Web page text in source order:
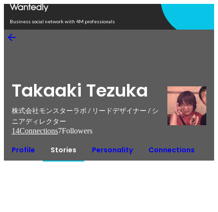
Business social network with 4M professionals
Takaaki Tezuka
株式会社モンスターラボ / リードデザイナー / シ
ニアディレクター
14Connections7Followers
Profile Stories Personality Connections